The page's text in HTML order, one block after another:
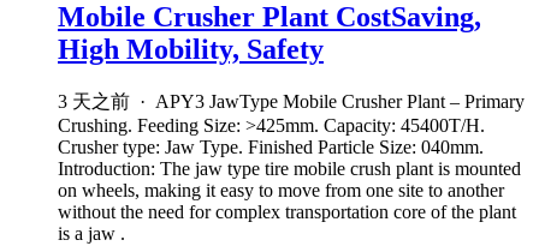
Mobile Crusher Plant CostSaving,
High Mobility, Safety
3 天之前 · APY3 JawType Mobile Crusher Plant – Primary
Crushing. Feeding Size: >425mm. Capacity: 45400T/H.
Crusher type: Jaw Type. Finished Particle Size: 040mm.
Introduction: The jaw type tire mobile crush plant is mounted
on wheels, making it easy to move from one site to another
without the need for complex transportation core of the plant
is a jaw .